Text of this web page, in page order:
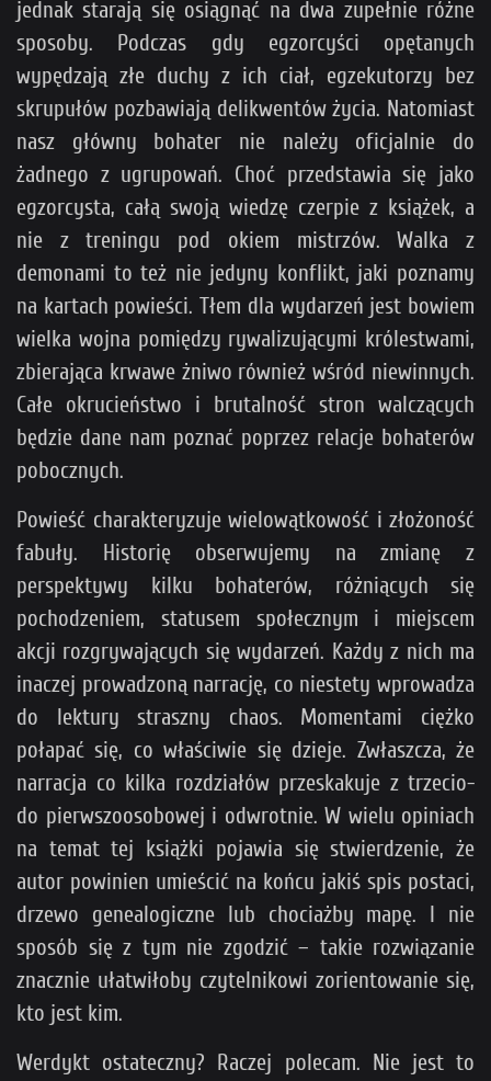
jednak starają się osiągnąć na dwa zupełnie różne
sposoby. Podczas gdy egzorcyści opętanych
wypędzają złe duchy z ich ciał, egzekutorzy bez
skrupułów pozbawiają delikwentów życia. Natomiast
nasz główny bohater nie należy oficjalnie do
żadnego z ugrupowań. Choć przedstawia się jako
egzorcysta, całą swoją wiedzę czerpie z książek, a
nie z treningu pod okiem mistrzów. Walka z
demonami to też nie jedyny konflikt, jaki poznamy
na kartach powieści. Tłem dla wydarzeń jest bowiem
wielka wojna pomiędzy rywalizującymi królestwami,
zbierająca krwawe żniwo również wśród niewinnych.
Całe okrucieństwo i brutalność stron walczących
będzie dane nam poznać poprzez relacje bohaterów
pobocznych.
Powieść charakteryzuje wielowątkowość i złożoność
fabuły. Historię obserwujemy na zmianę z
perspektywy kilku bohaterów, różniących się
pochodzeniem, statusem społecznym i miejscem
akcji rozgrywających się wydarzeń. Każdy z nich ma
inaczej prowadzoną narrację, co niestety wprowadza
do lektury straszny chaos. Momentami ciężko
połapać się, co właściwie się dzieje. Zwłaszcza, że
narracja co kilka rozdziałów przeskakuje z trzecio-
do pierwszoosobowej i odwrotnie. W wielu opiniach
na temat tej książki pojawia się stwierdzenie, że
autor powinien umieścić na końcu jakiś spis postaci,
drzewo genealogiczne lub chociażby mapę. I nie
sposób się z tym nie zgodzić – takie rozwiązanie
znacznie ułatwiłoby czytelnikowi zorientowanie się,
kto jest kim.
Werdykt ostateczny? Raczej polecam. Nie jest to